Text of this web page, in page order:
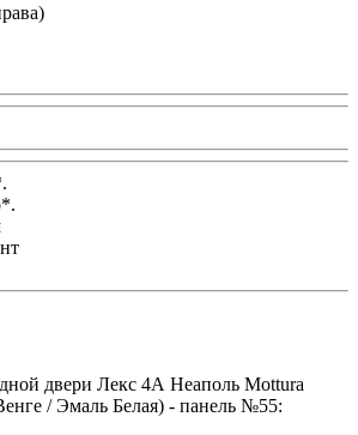
двери Лекс 4А Неаполь Mottura
/ Эмаль Белая) - панель №55: